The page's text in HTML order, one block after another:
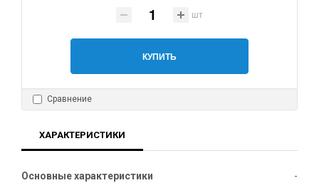
шт
КУПИТЬ
Сравнение
ХАРАКТЕРИСТИКИ
Основные характеристики -